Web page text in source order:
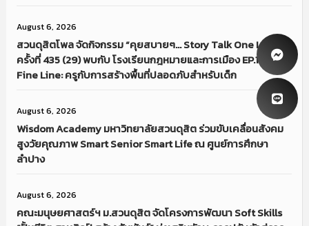
August 6, 2026
สวนดุสิตโพล จัดกิจกรรม “คุยสบายๆ… Story Talk One Lab“
ครั้งที่ 435 (29) พบกับ โรงเรียนกฎหมายและการเมือง EP.1 The
Fine Line: ครูกับการสร้างพื้นที่ปลอดภับสำหรับเด็ก
August 6, 2026
Wisdom Academy มหาวิทยาลัยสวนดุสิต ร่วมขับเคลื่อนสังคม
สูงวัยคุณภาพ Smart Senior Smart Life ณ ศูนย์การศึกษา
ลำปาง
August 6, 2026
คณะมนุษยศาสตร์ฯ ม.สวนดุสิต จัดโครงการพัฒนา Soft Skills